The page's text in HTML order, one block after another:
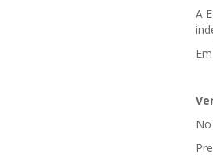
A